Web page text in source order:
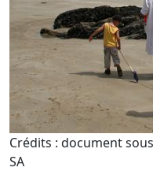
Crédits : document
SA